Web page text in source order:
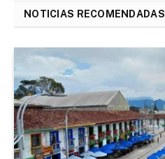
NOTICIAS RECOMENDADAS